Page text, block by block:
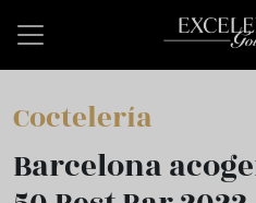
Coctelería
Barcelona